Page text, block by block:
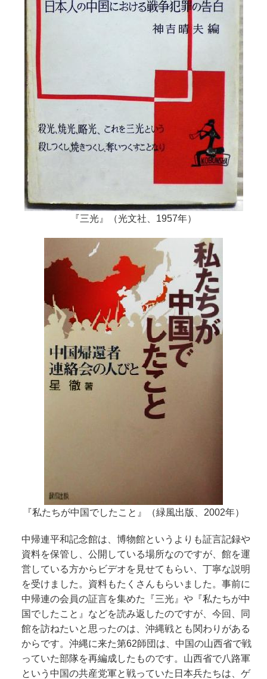
『三光』（光文社、1957年）
『私たちが中国でしたこと』（緑風出版、2002年）
中帰連平和記念館は、博物館というよりも証言記録や
資料を保管し、公開している場所なのですが、館を運
営している方からビデオを見せてもらい、丁寧な説明
を受けました。資料もたくさんもらいました。事前に
中帰連の会員の証言を集めた『三光』や『私たちが中
国でしたこと』などを読み返したのですが、今回、同
館を訪ねたいと思ったのは、沖縄戦とも関わりがある
からです。沖縄に来た第62師団は、中国の山西省で戦
っていた部隊を再編成したものです。山西省で八路軍
という中国の共産党軍と戦っていた日本兵たちは、ゲ